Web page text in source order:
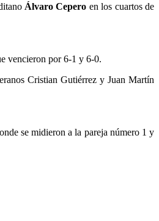
Álvaro Cepero en los cuartos de
vencieron por 6-1 y 6-0.
Cristian Gutiérrez y Juan Martín
se midieron a la pareja número 1 y